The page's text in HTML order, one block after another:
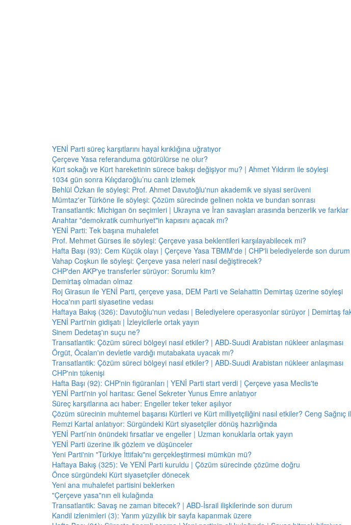
YENİ Parti süreç karşıtlarını hayal kırıklığına uğratıyor
Çerçeve Yasa referanduma götürülürse ne olur?
Kürt sokağı ve Kürt hareketinin sürece bakışı değişiyor mu? | Ahmet Yıldırım ile söyleşi
1034 gün sonra Kılıçdaroğlu’nu canlı izlemek
Behlül Özkan ile söyleşi: Prof. Ahmet Davutoğlu'nun akademik ve siyasi serüveni
Mümtaz'er Türköne ile söyleşi: Çözüm sürecinde gelinen nokta ve bundan sonrası
Transatlantik: Michigan ön seçimleri | Ukrayna ve İran savaşları arasında benzerlik ve farklar
Anahtar "demokratik cumhuriyet"in kapısını açacak mı?
YENİ Parti: Tek başına muhalefet
Prof. Mehmet Gürses ile söyleşi: Çerçeve yasa beklentileri karşılayabilecek mi?
Hafta Başı (93): Cem Küçük olayı | Çerçeve Yasa TBMM'de | CHP'li belediyelerde son durum
Vahap Coşkun ile söyleşi: Çerçeve yasa neleri nasıl değiştirecek?
CHP'den AKP'ye transferler sürüyor: Sorumlu kim?
Demirtaş olmadan olmaz
Roj Girasun ile YENİ Parti, çerçeve yasa, DEM Parti ve Selahattin Demirtaş üzerine söyleşi
Hoca'nın parti siyasetine vedası
Haftaya Bakış (326): Davutoğlu'nun vedası | Belediyelere operasyonlar sürüyor | Demirtaş
YENİ Parti'nin gidişatı | İzleyicilerle ortak yayın
Sinem Dedetaş'ın suçu ne?
Transatlantik: Çözüm süreci bölgeyi nasıl etkiler? | ABD-Suudi Arabistan nükleer anlaşması
Örgüt, Öcalan'ın devletle vardığı mutabakata uyacak mı?
Transatlantik: Çözüm süreci bölgeyi nasıl etkiler? | ABD-Suudi Arabistan nükleer anlaşması
CHP'nin tükenişi
Hafta Başı (92): CHP'nin figüranları | YENİ Parti start verdi | Çerçeve yasa Meclis'te
YENİ Parti'nin yol haritası: Genel Sekreter Yunus Emre anlatıyor
Süreç karşıtlarına acı haber: Engeller teker teker aşılıyor
Çözüm sürecinin muhtemel başarısı Kürtleri ve Kürt milliyetçiliğini nasıl etkiler? Ceng Sağnıç
Remzi Kartal anlatıyor: Sürgündeki Kürt siyasetçiler dönüş hazırlığında
YENİ Parti’nin önündeki fırsatlar ve engeller | Uzman konuklarla ortak yayın
YENİ Parti üzerine ilk gözlem ve düşünceler
Yeni Parti'nin "Türkiye İttifakı"nı gerçekleştirmesi mümkün mü?
Haftaya Bakış (325): Ve YENİ Parti kuruldu | Çözüm sürecinde çözüme doğru
Önce sürgündeki Kürt siyasetçiler dönecek
Yeni ana muhalefet partisini beklerken
"Çerçeve yasa"nın eli kulağında
Transatlantik: Savaş ne zaman bitecek? | ABD-İsrail ilişkilerinde son durum
Kandil izlenimleri (3): Yarım yüzyıllık bir sayfa kapanmak üzere